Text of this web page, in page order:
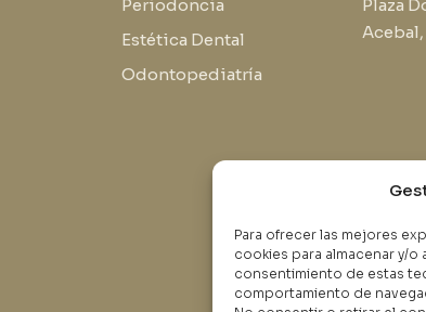
Para ofrecer las mejores
cookies para almacenar y/
consentimiento de estas
comportamiento de
Periodoncia
Estética Dental
Odontopediatría
Plaza
Acebal,
Aviso